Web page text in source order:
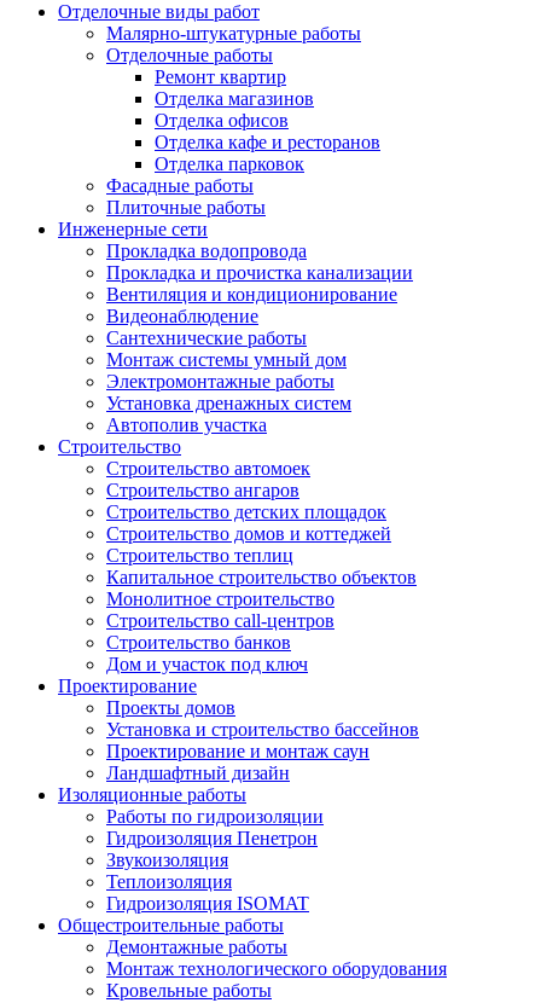
Отделочные виды работ
Малярно-штукатурные работы
Отделочные работы
Ремонт квартир
Отделка магазинов
Отделка офисов
Отделка кафе и ресторанов
Отделка парковок
Фасадные работы
Плиточные работы
Инженерные сети
Прокладка водопровода
Прокладка и прочистка канализации
Вентиляция и кондиционирование
Видеонаблюдение
Сантехнические работы
Монтаж системы умный дом
Электромонтажные работы
Установка дренажных систем
Автополив участка
Строительство
Строительство автомоек
Строительство ангаров
Строительство детских площадок
Строительство домов и коттеджей
Строительство теплиц
Капитальное строительство объектов
Монолитное строительство
Строительство call-центров
Строительство банков
Дом и участок под ключ
Проектирование
Проекты домов
Установка и строительство бассейнов
Проектирование и монтаж саун
Ландшафтный дизайн
Изоляционные работы
Работы по гидроизоляции
Гидроизоляция Пенетрон
Звукоизоляция
Теплоизоляция
Гидроизоляция ISOMAT
Общестроительные работы
Демонтажные работы
Монтаж технологического оборудования
Кровельные работы